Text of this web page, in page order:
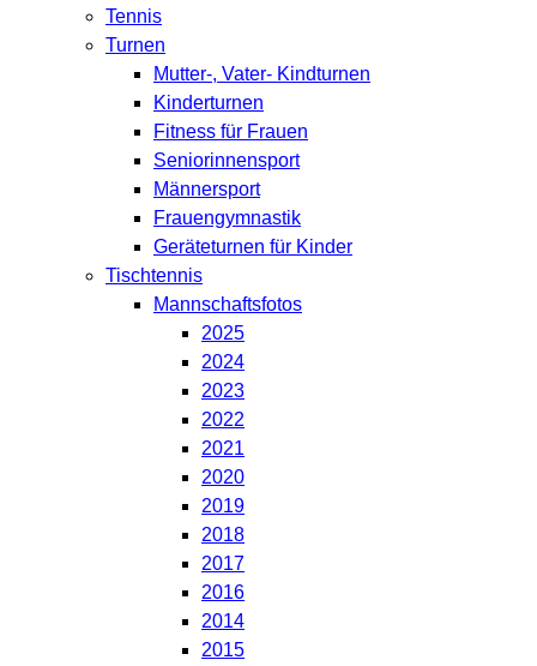
Tennis
Turnen
Mutter-, Vater- Kindturnen
Kinderturnen
Fitness für Frauen
Seniorinnensport
Männersport
Frauengymnastik
Geräteturnen für Kinder
Tischtennis
Mannschaftsfotos
2025
2024
2023
2022
2021
2020
2019
2018
2017
2016
2014
2015